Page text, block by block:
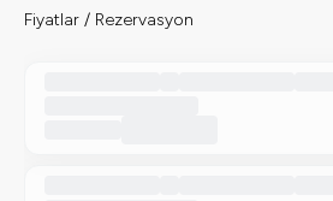
Fiyatlar / Rezervasyon